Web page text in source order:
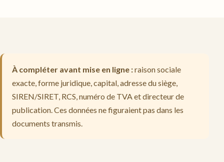
À compléter avant mise en ligne :raison sociale
exacte, forme juridique, capital, adresse du siège,
SIREN/SIRET, RCS, numéro de TVA et directeur de
publication. Ces données ne figuraient pas dans les
documents transmis.